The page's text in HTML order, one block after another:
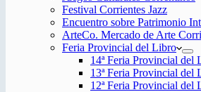
Festival Corrientes Jazz
Encuentro sobre Patrimonio
ArteCo. Mercado de Arte
Feria Provincial del Libro
14ª Feria Provincial del
13ª Feria Provincial del
12ª Feria Provincial del